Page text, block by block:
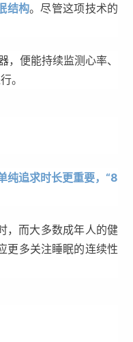
结构。尽管这项技术的
便能持续监测心率、
。
纯追求时长更重要，“8
，而大多数成年人的健
更多关注睡眠的连续性